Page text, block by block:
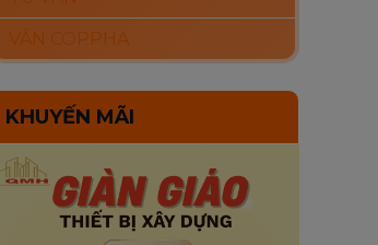
VÁN COPPHA
KHUYẾN MÃI